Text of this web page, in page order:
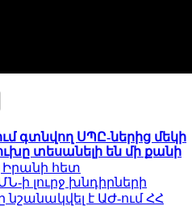
գտնվող ՍՊԸ-ներից մեկի
տեսանելի են մի քանի
Իրանի հետ
ի լուրջ խնդիրների
նշանակվել է ԱԺ-ում ՀՀ